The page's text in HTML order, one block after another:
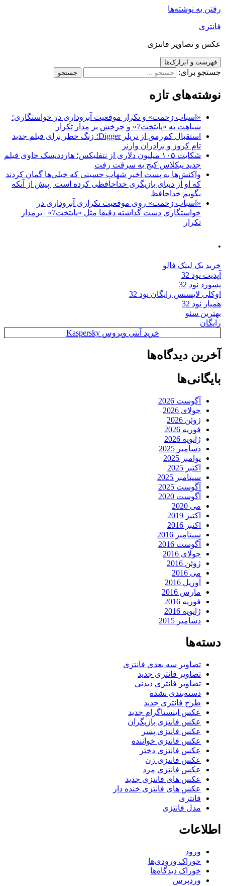
رفتن به نوشته‌ها
فانتزی
عکس و تصاویر فانتزی
فهرست و ابزارک‌ها
جستجو برای:
نوشته‌های تازه
«اسباب زحمت» و تکرار موقعیت آبروداری در خواستگاری؛
شباهت به «پایتخت7» و چرخش بر مدار تکرار
استقبال کم‌رمق از تریلر Digger؛ زنگ خطر برای فیلم جدید
تام کروز و برادران وارنر
شکایت ۱۰۵ میلیون دلاری از نتفلیکس؛ هارددیسک حاوی فیلم
جدید نیکلاس کیج به سرقت رفت
واکنش‌ها به پست اخیر شهاب حسینی که خیلی‌ها گمان کردند
که او از دنیای بازیگری خداحافظی کرده است | پیش از آنکه
بگویم خداحافظ
«اسباب زحمت» روی موقعیت تکراری آبروداری در
خواستگاری دست گذاشته دقیقا مثل «پایتخت7» | برمدار
تکرار
.
خرید بک لینک فالو
آپدیت نود 32
پسورد نود 32
اوکلی لایسنس رایگان نود 32
همیار نود 32
بهترین سئو
رایگان
خرید آنتی ویروس Kaspersky
آخرین دیدگاه‌ها
بایگانی‌ها
آگوست 2026
جولای 2026
ژوئن 2026
فوریه 2026
ژانویه 2026
دسامبر 2025
نوامبر 2025
اکتبر 2025
سپتامبر 2025
آگوست 2025
آگوست 2020
می 2020
اکتبر 2019
اکتبر 2016
سپتامبر 2016
آگوست 2016
جولای 2016
ژوئن 2016
می 2016
آوریل 2016
مارس 2016
فوریه 2016
ژانویه 2016
دسامبر 2015
دسته‌ها
تصاویر سه بعدی فانتزی
تصاویر فانتزی جدید
تصاویر فانتزی دیدنی
دسته‌بندی نشده
طرح فانتزی جدید
عکس اینستاگرام جدید
عکس فانتزی بازیگران
عکس فانتزی پسر
عکس فانتزی خواننده
عکس فانتزی دختر
عکس فانتزی زن
عکس فانتزی مرد
عکس های فانتزی جدید
عکس های فانتزی خنده دار
فانتزی
مدل فانتزی
اطلاعات
ورود
خوراک ورودی‌ها
خوراک دیدگاه‌ها
وردپرس